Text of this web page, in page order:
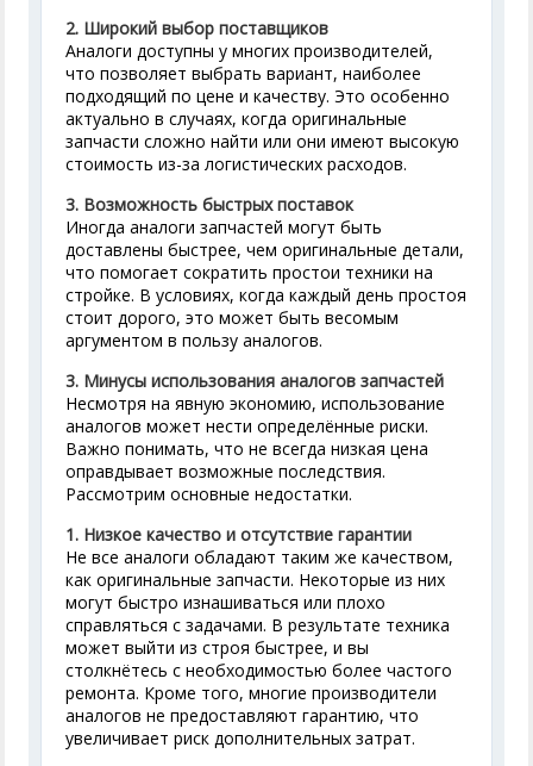
2. Широкий выбор поставщиков
Аналоги доступны у многих производителей,
что позволяет выбрать вариант, наиболее
подходящий по цене и качеству. Это особенно
актуально в случаях, когда оригинальные
запчасти сложно найти или они имеют высокую
стоимость из-за логистических расходов.
3. Возможность быстрых поставок
Иногда аналоги запчастей могут быть
доставлены быстрее, чем оригинальные детали,
что помогает сократить простои техники на
стройке. В условиях, когда каждый день простоя
стоит дорого, это может быть весомым
аргументом в пользу аналогов.
3. Минусы использования аналогов запчастей
Несмотря на явную экономию, использование
аналогов может нести определённые риски.
Важно понимать, что не всегда низкая цена
оправдывает возможные последствия.
Рассмотрим основные недостатки.
1. Низкое качество и отсутствие гарантии
Не все аналоги обладают таким же качеством,
как оригинальные запчасти. Некоторые из них
могут быстро изнашиваться или плохо
справляться с задачами. В результате техника
может выйти из строя быстрее, и вы
столкнётесь с необходимостью более частого
ремонта. Кроме того, многие производители
аналогов не предоставляют гарантию, что
увеличивает риск дополнительных затрат.